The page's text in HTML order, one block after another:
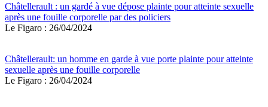
Châtellerault : un gardé à vue dépose plainte pour atteinte sexuelle
après une fouille corporelle par des policiers
Le Figaro : 26/04/2024
Châtellerault: un homme en garde à vue porte plainte pour atteinte
sexuelle après une fouille corporelle
Le Figaro : 26/04/2024